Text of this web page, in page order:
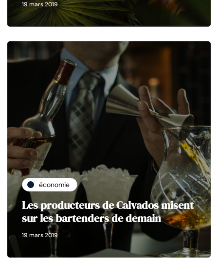
19 mars 2019
économie
Les producteurs de Calvados misent
sur les bartenders de demain
19 mars 2019